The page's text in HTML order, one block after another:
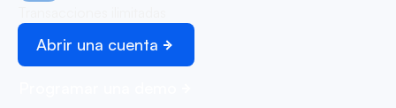
Abrir una cuenta